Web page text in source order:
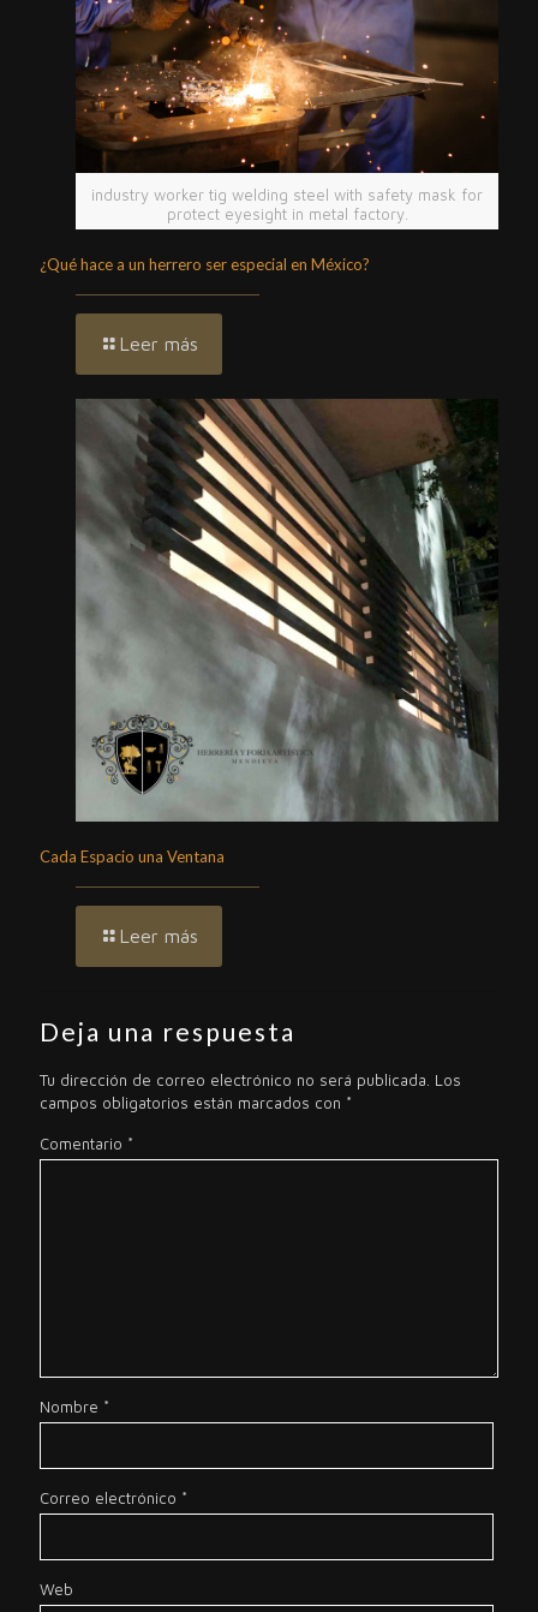
industry worker tig welding steel with safety mask for
protect eyesight in metal factory.
¿Qué hace a un herrero ser especial en México?
Leer más
Cada Espacio una Ventana
Leer más
Deja una respuesta
Tu dirección de correo electrónico no será publicada. Los
campos obligatorios están marcados con *
Comentario *
Nombre *
Correo electrónico *
Web